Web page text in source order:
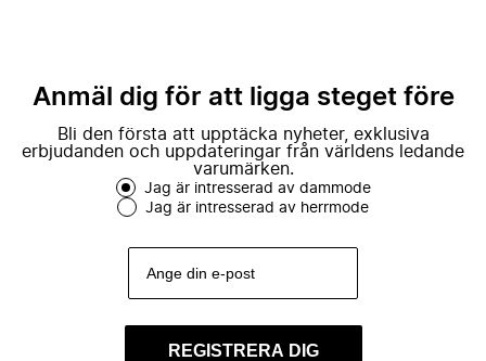
Anmäl dig för att ligga steget före
Bli den första att upptäcka nyheter, exklusiva
erbjudanden och uppdateringar från världens ledande
varumärken.
Jag är intresserad av dammode
Jag är intresserad av herrmode
REGISTRERA DIG